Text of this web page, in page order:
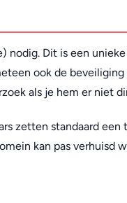
nodig. Dit is een
ook de beveiliging
als je hem er niet
zetten standaard een
kan pas verhuisd